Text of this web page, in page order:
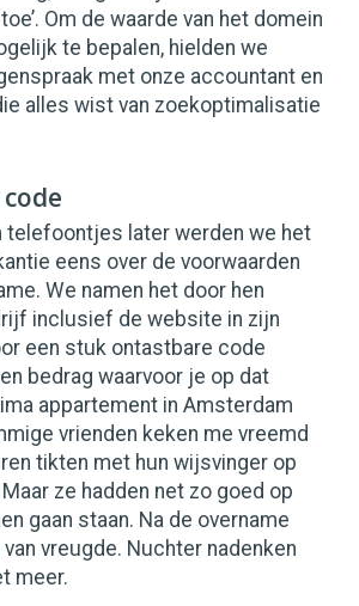
Om de waarde van het domein
te bepalen, hielden we
met onze accountant en
alles wist van zoekoptimalisatie
telefoontjes later werden we het
eens over de voorwaarden
We namen het door hen
inclusief de website in zijn
een stuk ontastbare code
bedrag waarvoor je op dat
appartement in Amsterdam
vrienden keken me vreemd
tikten met hun wijsvinger op
ze hadden net zo goed op
gaan staan. Na de overname
vreugde. Nuchter nadenken
meer.